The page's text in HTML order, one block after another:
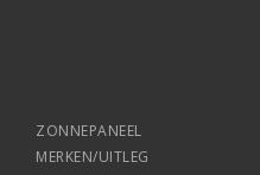
ZONNEPANEEL
MERKEN/UITLEG